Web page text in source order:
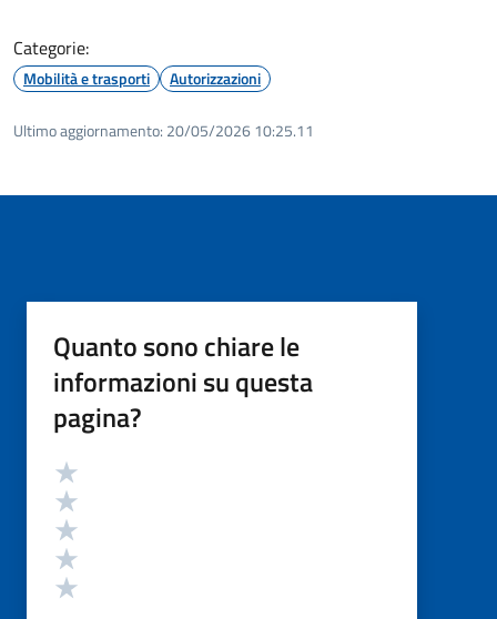
Categorie:
Mobilità e trasporti Autorizzazioni
Ultimo aggiornamento: 20/05/2026 10:25.11
Quanto sono chiare le
informazioni su questa
pagina?
Valutazione